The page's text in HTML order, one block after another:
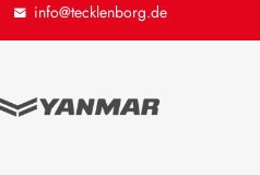
info@tecklenborg.de